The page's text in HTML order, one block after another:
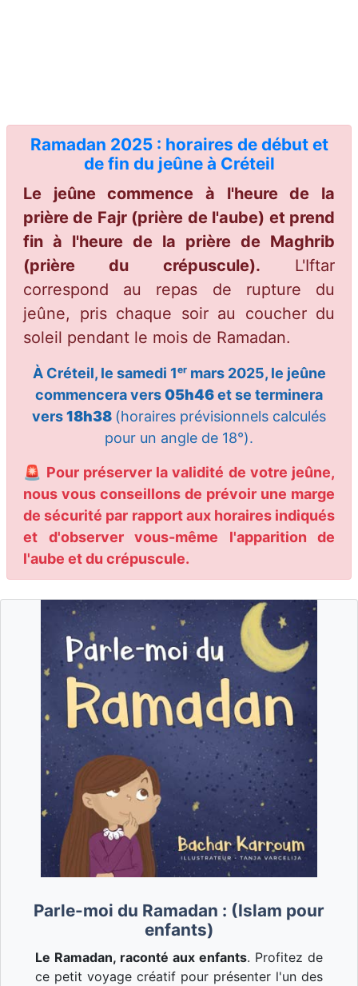
Ramadan 2025 : horaires de début et
de fin du jeûne à Créteil
Le jeûne commence à l'heure de la
prière de Fajr (prière de l'aube) et prend
fin à l'heure de la prière de Maghrib
(prière du crépuscule). L'Iftar
correspond au repas de rupture du
jeûne, pris chaque soir au coucher du
soleil pendant le mois de Ramadan.
À Créteil, le samedi 1ᵉʳ mars 2025, le jeûne
commencera vers05h46et se terminera
vers18h38 (horaires prévisionnels calculés
pour un angle de 18°).
🚨 Pour préserver la validité de votre jeûne,
nous vous conseillons de prévoir une marge
de sécurité par rapport aux horaires indiqués
et d'observer vous-même l'apparition de
l'aube et du crépuscule.
Parle-moi du Ramadan : (Islam pour
enfants)
Le Ramadan, raconté aux enfants. Profitez de
ce petit voyage créatif pour présenter l'un des